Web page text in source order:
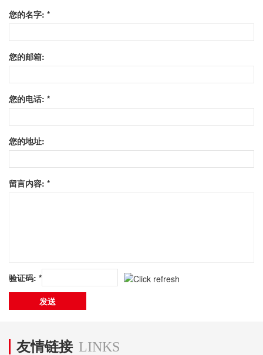
您的名字: *
您的邮箱:
您的电话: *
您的地址:
留言内容: *
验证码: *
友情链接 LINKS